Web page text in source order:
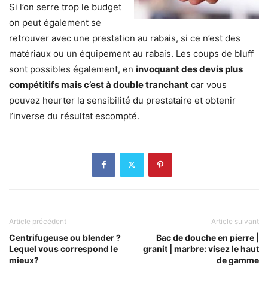
Si l’on serre trop le budget
on peut également se
retrouver avec une prestation au rabais, si ce n’est des
matériaux ou un équipement au rabais. Les coups de bluff
sont possibles également, en invoquant des devis plus
compétitifs mais c’est à double tranchant car vous
pouvez heurter la sensibilité du prestataire et obtenir
l’inverse du résultat escompté.
Article précédent
Centrifugeuse ou blender ?
Lequel vous correspond le
mieux?
Article suivant
Bac de douche en pierre |
granit | marbre: visez le haut
de gamme